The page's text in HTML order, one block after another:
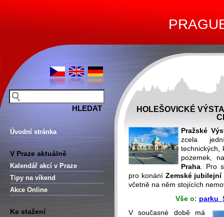
Úvodní stránka
V Praze aktuálně
Kalendář akcí v Praze
Tipy na víkend
Akce Online
Ke stažení
HOLEŠOVICKÉ
Pražské
zcela
technických,
pozemek,
Praha . Pro
pro konání Zemské jubilejní
včetně na něm stojících
Vše o: parku
V současné době má